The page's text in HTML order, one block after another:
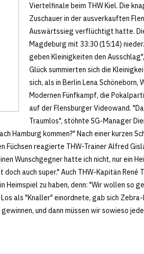
Viertelfinale beim THW Kiel. Die
Zuschauer in der ausverkauften
Auswärtssieg verflüchtigt hatte.
Magdeburg mit 33:30 (15:14)
geben Kleinigkeiten den
Glück summierten sich die
sich, als in Berlin Lena
Modernen Fünfkampf, die
auf der Flensburger Videowand.
Traumlos", stöhnte SG-Manager
Hamburg kommen?" Nach einer kurzen
Füchsen reagierte THW-Trainer Alfred
Wunschgegner hatte ich nicht, nur ein
auch super." Auch THW-Kapitän
zu haben, denn: "Wir wollen so
als "Knaller" einordnete, gab sich Zebra-
und dann müssen wir sowieso